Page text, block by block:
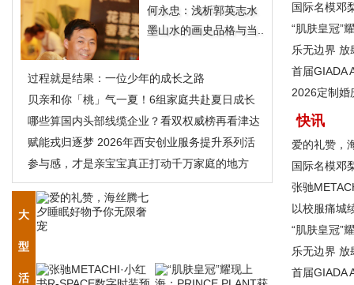
何永忠：浅析郭英志水
墨山水的画史品格与当..
过程就是结果：一位少年的成长之路
贝亲和你「桃」气一夏！6组家庭共赴夏日成长
之
哪些算国内头部线缆企业？看双权威榜再看津达
赋能戎归逐梦 2026年西安创业服务提升系列活
动
参与感，才是亲宝宝真正打动千万家庭的地方
大
型
活
国际名模邓
决赛大
“肌肤皇冠”
肯定
乐无边界 放
音
首届GIADA
2026定制婚
西装定
快讯
爱的礼赞，
国际名模邓
决赛大
张驰
引领“
以校服痛城
收官
“肌肤皇冠”
肯定
乐无边界 放
音
首届GIADA